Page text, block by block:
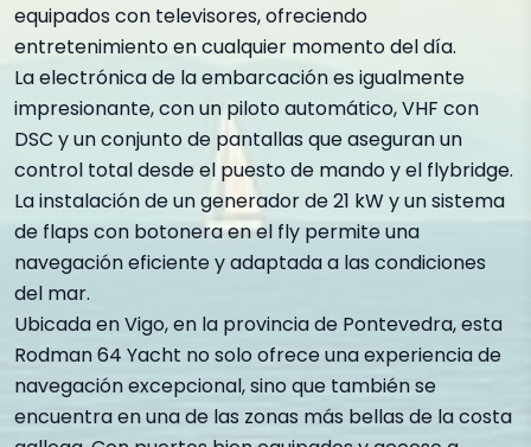
equipados con televisores, ofreciendo
entretenimiento en cualquier momento del día.
La electrónica de la embarcación es igualmente
impresionante, con un piloto automático, VHF con
DSC y un conjunto de pantallas que aseguran un
control total desde el puesto de mando y el flybridge.
La instalación de un generador de 21 kW y un sistema
de flaps con botonera en el fly permite una
navegación eficiente y adaptada a las condiciones
del mar.
Ubicada en Vigo, en la provincia de Pontevedra, esta
Rodman 64 Yacht no solo ofrece una experiencia de
navegación excepcional, sino que también se
encuentra en una de las zonas más bellas de la costa